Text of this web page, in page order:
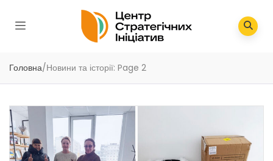
Головна/Новини та історії: Page 2